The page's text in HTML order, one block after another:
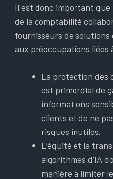
Il est donc important
de la comptabilité
fournisseurs de solutions
aux préoccupations liées
La protection des
est primordial de
informations
clients et de ne
risques inutiles.
L’équité et la
algorithmes d’IA
manière à limiter